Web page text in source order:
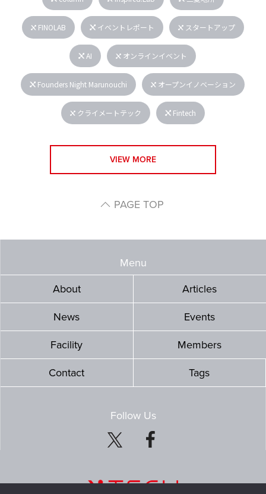
FINOLAB イベントレポート スタートアップ
AI オンラインイベント
Founders Night Marunouchi オープンイノベーション
クライメートテック Fintech
VIEW MORE
PAGE TOP
Menu
About
Articles
News Events
Facility Members
Contact Tags
Follow Us